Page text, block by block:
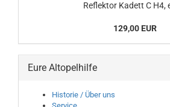
Reflektor Kadett C H4,
129,00 EUR
Eure Altopelhilfe
Historie / Über uns